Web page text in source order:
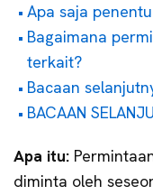
Apa saja
Bagaimana
terkait?
Bacaan
BACAAN
Apa itu:
diminta oleh